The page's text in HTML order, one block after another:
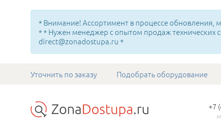
* Внимание! Ассортимент в процессе обновления,
* * Нужен менеджер с опытом продаж технических
direct@zonadostupa.ru *
Уточнить по заказу Подобрать оборудование
+7